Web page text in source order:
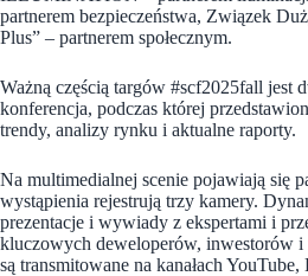
partnerem bezpieczeństwa, Związek
Plus” – partnerem społecznym.
Ważną częścią targów #scf2025fall jest
konferencja, podczas której
trendy, analizy rynku i aktualne raporty.
Na multimedialnej scenie pojawiają się
wystąpienia rejestrują trzy kamery.
prezentacje i wywiady z ekspertami i
kluczowych deweloperów, inwestorów i
są transmitowane na kanałach